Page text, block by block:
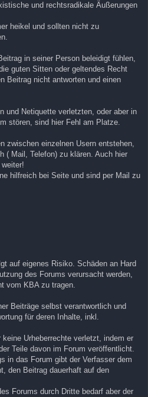
und rechtsradikale Äußerungen
heikel und sollten nicht zu
in seiner Person beleidigt fühlen,
guten Sitten oder geltendes Recht
Beitrag nicht antworten und einen
und Netiquette verletzten, oder aber in
stören, sind hier Fehl am Platze.
zwischen einzelnen Usern entstehen,
( Mail, Telefon) zu klären. Auch hier
hilfreich bei Seite und sind per Mail zu
auf eigenes Risiko. Schäden an Hard
des Forums verursacht werden,
vom KBA zu tragen.
Beiträge selbst verantwortlich und
für deren Inhalte, inkl.
Urheberrechte verletzt, indem er
Teile davon im Forum veröffentlicht.
in das Forum gibt der Verfasser dem
den Beitrag dauerhaft auf den
Forums durch Dritte bedarf aber der